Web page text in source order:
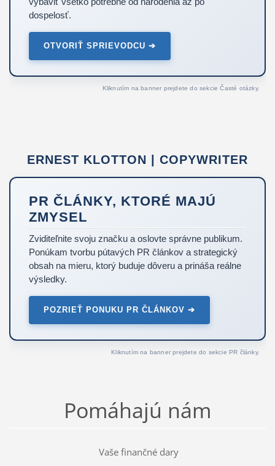
dospelosť.
OTVORIŤ SPRIEVODCU ➔
Kliknutím na banner prejdete do sekcie Časté otázky.
ERNEST KLOTTON | COPYWRITER
PR ČLÁNKY, KTORÉ MAJÚ
ZMYSEL
Zviditeľnite svoju značku a oslovte správne publikum.
Ponúkam tvorbu pútavých PR článkov a strategický
obsah na mieru, ktorý buduje dôveru a prináša reálne
výsledky.
POZRIEŤ PONUKU PR ČLÁNKOV ➔
Kliknutím na banner prejdete do sekcie PR články.
Pomáhajú nám
Vaše finančné dary